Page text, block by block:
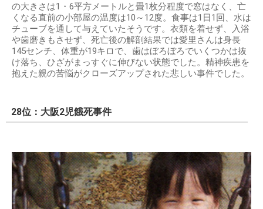
の大きさは1・6平方メートルと畳1枚分程度で窓はなく、亡
くなる直前の小部屋の温度は10～12度。食事は1日1回、水は
チューブを通して与えていたそうです。衣類を着せず、入浴
や歯磨きもさせず、死亡後の解剖結果では愛里さんは身長
145センチ、体重が19キロで、歯はぼろぼろでいくつかは抜
け落ち、ひざがまっすぐに伸びない状態でした。精神疾患を
抱えた親の苦悩がクローズアップされた悲しい事件でした。
28位：大阪2児餓死事件